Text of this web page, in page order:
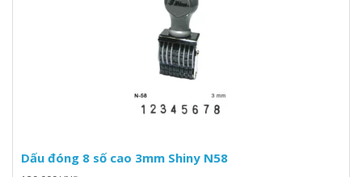
Dấu đóng 8 số cao 3mm Shiny N58